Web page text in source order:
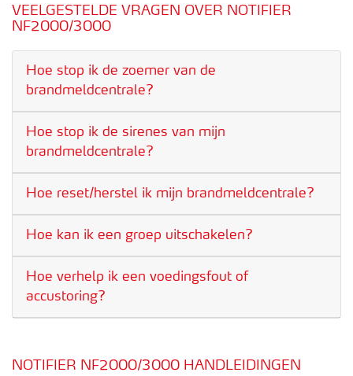
VEELGESTELDE VRAGEN OVER NOTIFIER
NF2000/3000
Hoe stop ik de zoemer van de
brandmeldcentrale?
Hoe stop ik de sirenes van mijn
brandmeldcentrale?
Hoe reset/herstel ik mijn brandmeldcentrale?
Hoe kan ik een groep uitschakelen?
Hoe verhelp ik een voedingsfout of
accustoring?
NOTIFIER NF2000/3000 HANDLEIDINGEN